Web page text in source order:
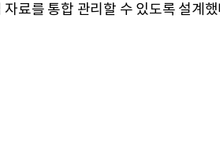
료를 통합 관리할 수 있도록 설계